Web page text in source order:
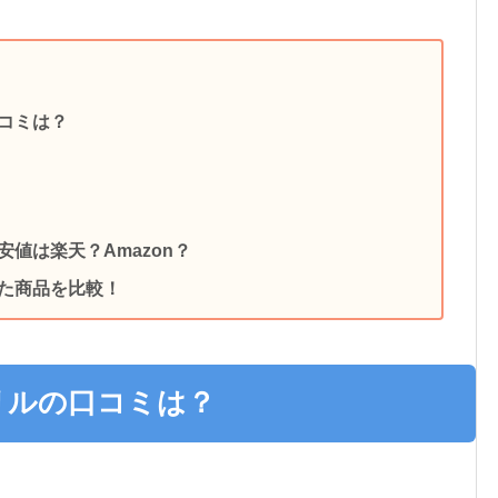
ミは？
値は楽天？Amazon？
商品を比較！
の口コミは？